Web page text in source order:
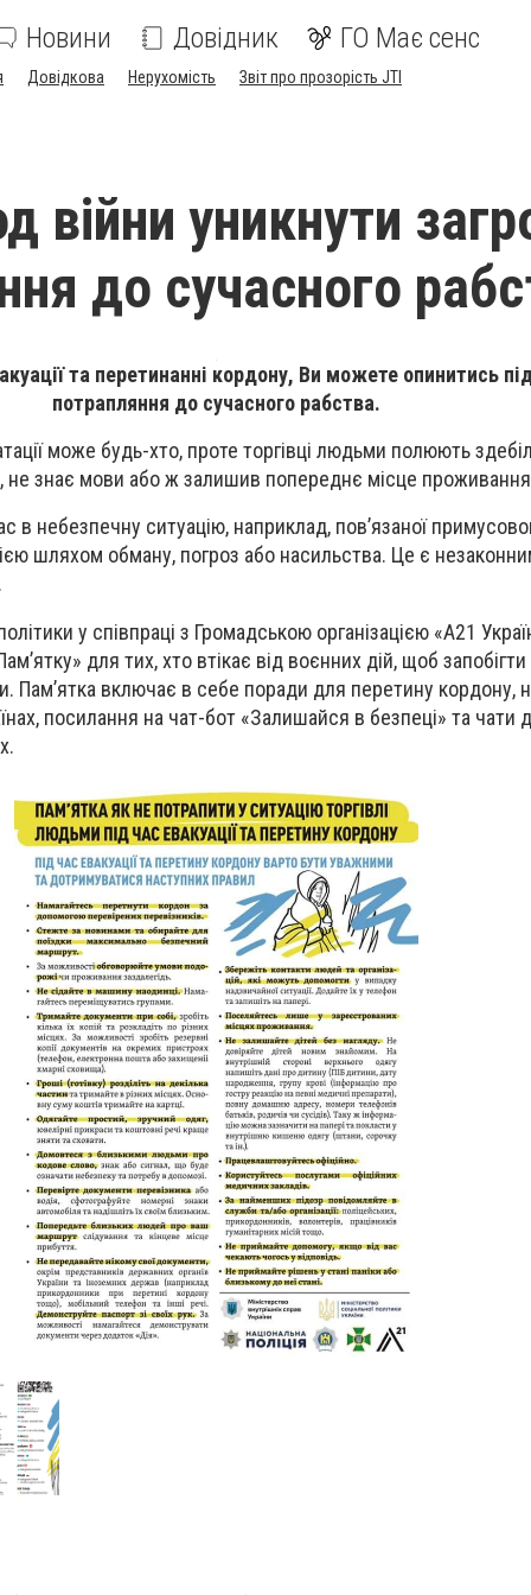
Новини Довідник ГО Має сенс
Довідкова Нерухомість Звіт про прозорість JTI
війни уникнути
до сучасного
та перетинанні кордону, Ви можете опинитись
потрапляння до сучасного рабства.
може будь-хто, проте торгівці людьми полюють
не знає мови або ж залишив попереднє місце
в небезпечну ситуацію, наприклад, пов’язаної
шляхом обману, погроз або насильства. Це є
у співпраці з Громадською організацією «А21
для тих, хто втікає від воєнних дій, щоб
Пам’ятка включає в себе поради для перетину кордону,
посилання на чат-бот «Залишайся в безпеці» та чати